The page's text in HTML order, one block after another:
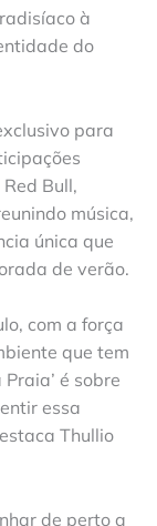
à
do
para
Bull,
música,
única que
de verão.
com a força
que tem
é sobre
essa
Thullio
de perto a